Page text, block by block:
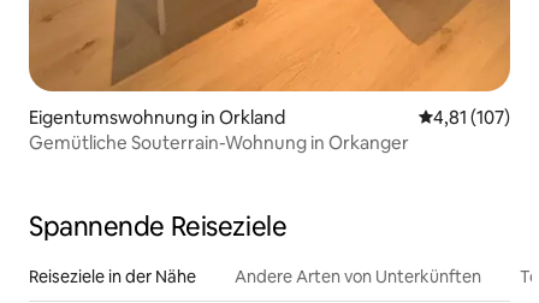
Eigentumswohnung in Orkland
4,81 (107)
Gemütliche Souterrain-Wohnung in Orkanger
Spannende Reiseziele
Reiseziele in der Nähe Andere Arten von Unterkünften